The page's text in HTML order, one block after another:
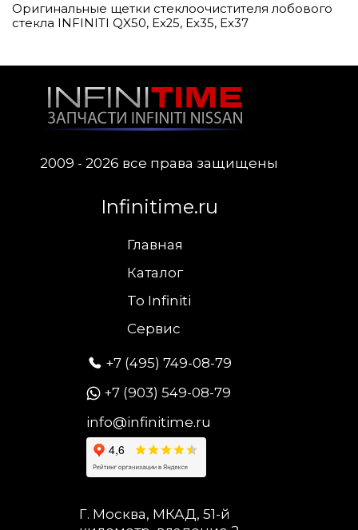
Оригинальные щетки стеклоочистителя лобового
стекла INFINITI QX50, Ex25, Ex35, Ex37
2009 - 2026 все права защищены
Infinitime.ru
Главная
Каталог
To Infiniti
Сервис
+7 (495) 749-08-79
+7 (903) 549-08-79
info@infinitime.ru
Г. Москва, МКАД, 51-й